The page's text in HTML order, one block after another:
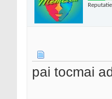
pai tocmai